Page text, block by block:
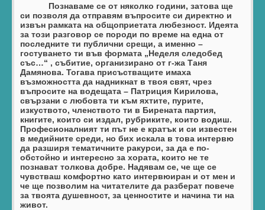
Познаваме се от няколко години, затова ще
си позволя да отправям въпросите си директно и
извън рамката на общоприетата любезност. Идеята
за този разговор се породи по време на една от
последните ти публични срещи, а именно –
гостуването ти във формата „Неделя следобед
със…“ , събитие, организирано от г-жа Таня
Дамянова. Тогава присъстващите имаха
възможността да надникнат в твоя свят, чрез
въпросите на водещата – Патриция Кирилова,
свързани с любовта ти към яхтите, пурите,
изкуството, членството ти в Бирената партия,
книгите, които си издал, рубриките, които водиш.
Професионалният ти път не е кратък и си известен
в медийните среди, но бих искала в това интервю
да разширя тематичните ракурси, за да е по-
обстойно и интересно за хората, които не те
познават толкова добре. Надявам се, че ще се
чувстваш комфортно като интервюиран и от мен и
че ще позволим на читателите да разберат повече
за твоята душевност, за ценностите и начина ти на
живот.